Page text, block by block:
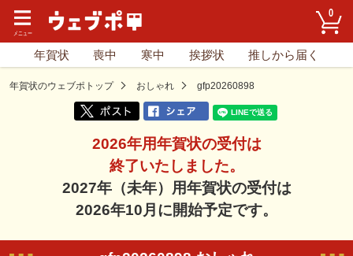
0
年賀状 喪中 寒中 挨拶状 推しから届く
年賀状のウェブポトップ おしゃれ gfp20260898
2026年用年賀状の受付は
終了いたしました。
2027年（未年）用年賀状の受付は
2026年10月に開始予定です。